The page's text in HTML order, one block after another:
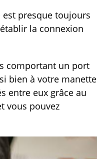
est presque toujours
la connexion
comportant un port
bien à votre manette
entre eux grâce au
vous pouvez